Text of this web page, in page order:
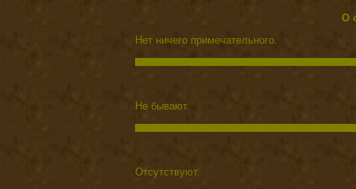
О
Нет ничего примечательного.
Не бывают.
Отсутствуют.